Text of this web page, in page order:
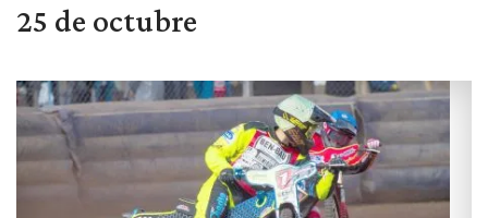
25 de octubre